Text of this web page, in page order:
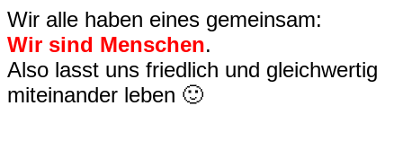
Wir alle haben eines gemeinsam:
Wir sind Menschen.
Also lasst uns friedlich und gleichwertig
miteinander leben 🙂